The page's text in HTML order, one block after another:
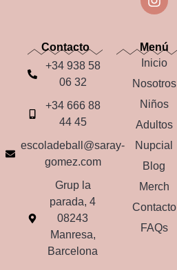
Contacto
+34 938 58
06 32
+34 666 88
44 45
escoladeball@saray-
gomez.com
Grup la
parada, 4
08243
Manresa,
Barcelona
Menú
Inicio
Nosotros
Niños
Adultos
Nupcial
Blog
Merch
Contacto
FAQs